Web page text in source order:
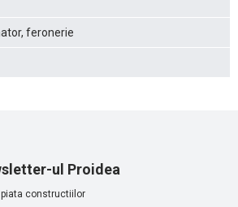
feronerie
ul Proidea
constructiilor